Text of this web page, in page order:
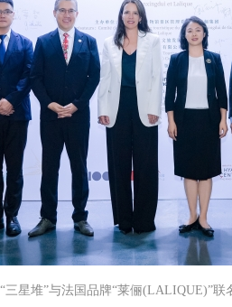
“三星堆”与法国品牌“莱俪(LALIQUE)”联